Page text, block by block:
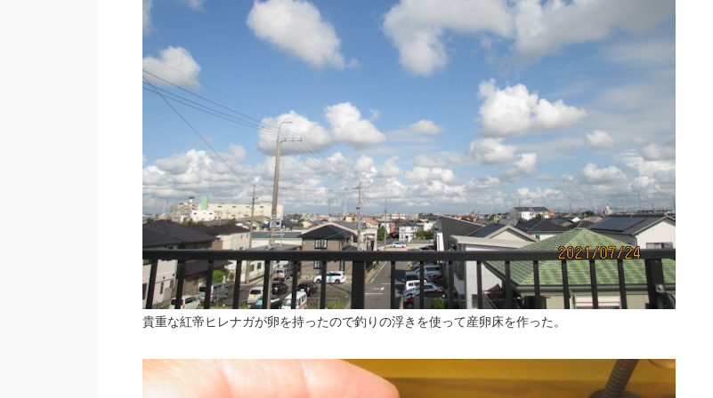
貴重な紅帝ヒレナガが卵を持ったので釣りの浮きを使って産卵床を作った。